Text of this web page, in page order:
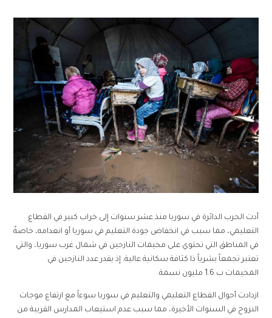
أدت الحرب الدائرة في سوريا منذ عشر سنوات إلى خراب كبير في القطاع
التعليمي، مما سبب في انخفاض جودة التعليم في سوريا أو انعدامه، خاصةً
في المناطق التي تحتوي على مخيمات النازحين في شمال غرب سوريا، والتي
تعتبر تجمعاً بشرياً ذا كثافة سكانية عالية. إذ يقدر عدد النازحين في
المخيمات ب 1.6 مليون نسمة.
ازدادت أحوال القطاع التعليمي والتعليم في سوريا سوءاً مع ارتفاع موجات
النزوح في السنوات الأخيرة، مما سبب عدم استيعاب المدارس القريبة من